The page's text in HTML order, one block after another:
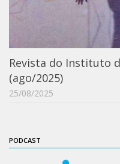
Ingresso – Processo
Formulários –
Regulamentos
PAE
Matrícula
Depósito da
Revista do Instituto
(ago/2025)
25/08/2025
PODCAST